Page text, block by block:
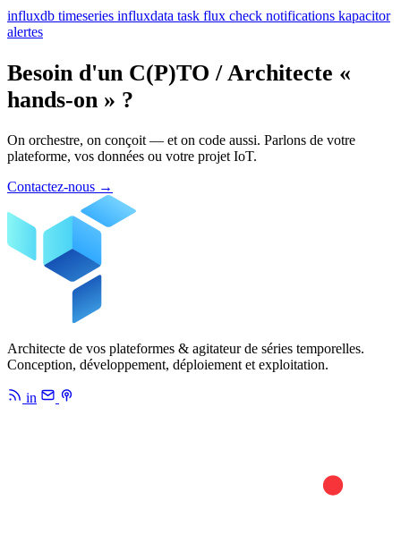
influxdb timeseries influxdata task flux check notifications kapacitor
alertes
Besoin d'un C(P)TO / Architecte «
hands-on » ?
On orchestre, on conçoit — et on code aussi. Parlons de votre
plateforme, vos données ou votre projet IoT.
Contactez-nous →
Architecte de vos plateformes & agitateur de séries temporelles.
Conception, développement, déploiement et exploitation.
in